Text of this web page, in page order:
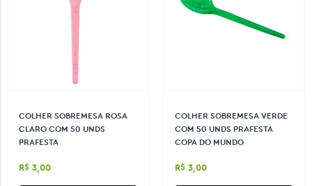
COLHER SOBREMESA ROSA
CLARO COM 50 UNDS
PRAFESTA
R$ 3,00
COLHER SOBREMESA VERDE
COM 50 UNDS PRAFESTA
COPA DO MUNDO
R$ 3,00